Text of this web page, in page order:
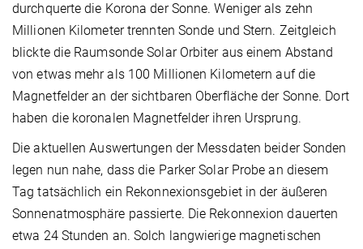
durchquerte die Korona der Sonne. Weniger als zehn
Millionen Kilometer trennten Sonde und Stern. Zeitgleich
blickte die Raumsonde Solar Orbiter aus einem Abstand
von etwas mehr als 100 Millionen Kilometern auf die
Magnetfelder an der sichtbaren Oberfläche der Sonne. Dort
haben die koronalen Magnetfelder ihren Ursprung.
Die aktuellen Auswertungen der Messdaten beider Sonden
legen nun nahe, dass die Parker Solar Probe an diesem
Tag tatsächlich ein Rekonnexionsgebiet in der äußeren
Sonnenatmosphäre passierte. Die Rekonnexion dauerten
etwa 24 Stunden an. Solch langwierige magnetischen